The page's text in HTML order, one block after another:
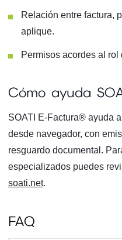
Relación entre factura,
aplique.
Permisos acordes al rol
Cómo ayuda
SOATI E-Factura® ayuda
desde navegador, con
resguardo documental.
especializados puedes
soati.net.
FAQ